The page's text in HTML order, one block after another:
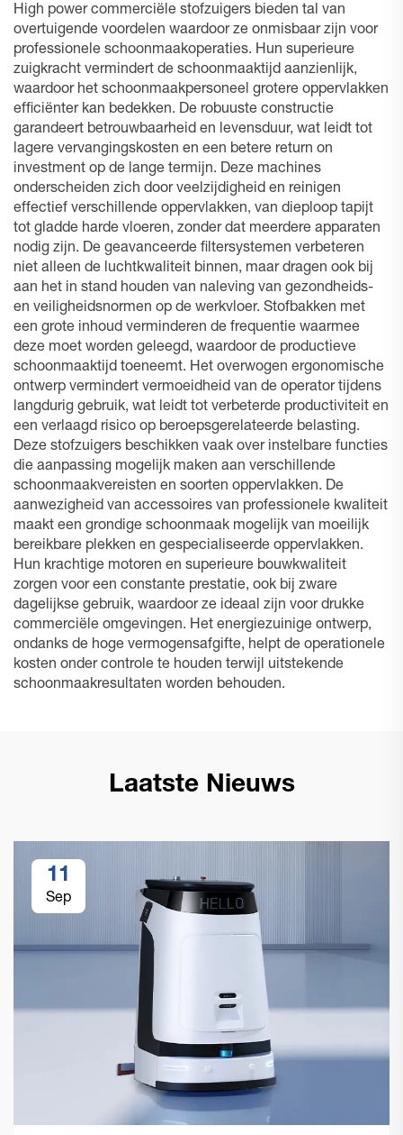
High power commerciële stofzuigers bieden tal van
overtuigende voordelen waardoor ze onmisbaar zijn voor
professionele schoonmaakoperaties. Hun superieure
zuigkracht vermindert de schoonmaaktijd aanzienlijk,
waardoor het schoonmaakpersoneel grotere oppervlakken
efficiënter kan bedekken. De robuuste constructie
garandeert betrouwbaarheid en levensduur, wat leidt tot
lagere vervangingskosten en een betere return on
investment op de lange termijn. Deze machines
onderscheiden zich door veelzijdigheid en reinigen
effectief verschillende oppervlakken, van dieploop tapijt
tot gladde harde vloeren, zonder dat meerdere apparaten
nodig zijn. De geavanceerde filtersystemen verbeteren
niet alleen de luchtkwaliteit binnen, maar dragen ook bij
aan het in stand houden van naleving van gezondheids-
en veiligheidsnormen op de werkvloer. Stofbakken met
een grote inhoud verminderen de frequentie waarmee
deze moet worden geleegd, waardoor de productieve
schoonmaaktijd toeneemt. Het overwogen ergonomische
ontwerp vermindert vermoeidheid van de operator tijdens
langdurig gebruik, wat leidt tot verbeterde productiviteit en
een verlaagd risico op beroepsgerelateerde belasting.
Deze stofzuigers beschikken vaak over instelbare functies
die aanpassing mogelijk maken aan verschillende
schoonmaakvereisten en soorten oppervlakken. De
aanwezigheid van accessoires van professionele kwaliteit
maakt een grondige schoonmaak mogelijk van moeilijk
bereikbare plekken en gespecialiseerde oppervlakken.
Hun krachtige motoren en superieure bouwkwaliteit
zorgen voor een constante prestatie, ook bij zware
dagelijkse gebruik, waardoor ze ideaal zijn voor drukke
commerciële omgevingen. Het energiezuinige ontwerp,
ondanks de hoge vermogensafgifte, helpt de operationele
kosten onder controle te houden terwijl uitstekende
schoonmaakresultaten worden behouden.
Laatste Nieuws
11
Sep